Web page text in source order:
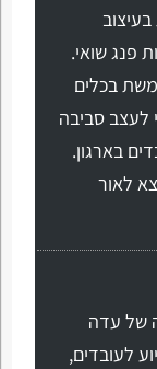
פנג שואי.
בכלים
לעצב סביבה
בארגון.
לאור
של עדה
לעובדים,